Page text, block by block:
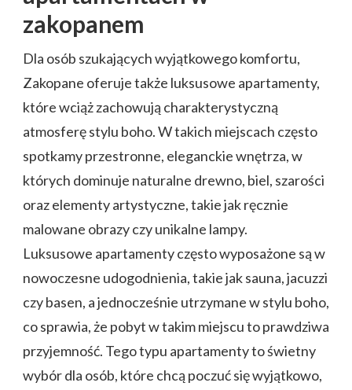
zakopanem
Dla osób szukających wyjątkowego komfortu,
Zakopane oferuje także luksusowe apartamenty,
które wciąż zachowują charakterystyczną
atmosferę stylu boho. W takich miejscach często
spotkamy przestronne, eleganckie wnętrza, w
których dominuje naturalne drewno, biel, szarości
oraz elementy artystyczne, takie jak ręcznie
malowane obrazy czy unikalne lampy.
Luksusowe apartamenty często wyposażone są w
nowoczesne udogodnienia, takie jak sauna, jacuzzi
czy basen, a jednocześnie utrzymane w stylu boho,
co sprawia, że pobyt w takim miejscu to prawdziwa
przyjemność. Tego typu apartamenty to świetny
wybór dla osób, które chcą poczuć się wyjątkowo,